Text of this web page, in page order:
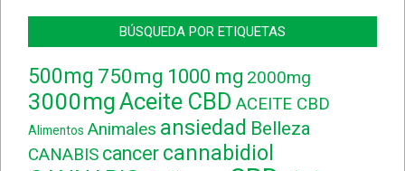
BÚSQUEDA POR ETIQUETAS
500mg 750mg 1000 mg 2000mg
3000mgAceite CBD ACEITE CBD
Alimentos Animales ansiedad Belleza
CANABIS cancer cannabidiol